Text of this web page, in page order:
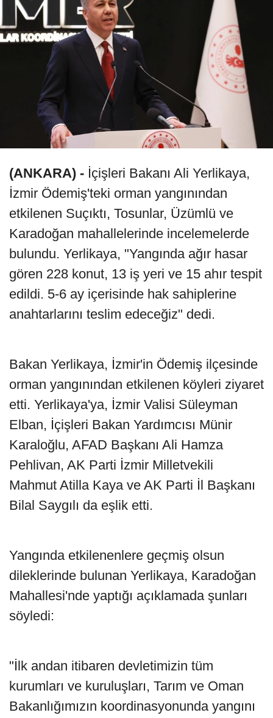
(ANKARA) - İçişleri Bakanı Ali Yerlikaya,
İzmir Ödemiş'teki orman yangınından
etkilenen Suçıktı, Tosunlar, Üzümlü ve
Karadoğan mahallelerinde incelemelerde
bulundu. Yerlikaya, "Yangında ağır hasar
gören 228 konut, 13 iş yeri ve 15 ahır tespit
edildi. 5-6 ay içerisinde hak sahiplerine
anahtarlarını teslim edeceğiz" dedi.
Bakan Yerlikaya, İzmir'in Ödemiş ilçesinde
orman yangınından etkilenen köyleri ziyaret
etti. Yerlikaya'ya, İzmir Valisi Süleyman
Elban, İçişleri Bakan Yardımcısı Münir
Karaloğlu, AFAD Başkanı Ali Hamza
Pehlivan, AK Parti İzmir Milletvekili
Mahmut Atilla Kaya ve AK Parti İl Başkanı
Bilal Saygılı da eşlik etti.
Yangında etkilenenlere geçmiş olsun
dileklerinde bulunan Yerlikaya, Karadoğan
Mahallesi'nde yaptığı açıklamada şunları
söyledi:
"İlk andan itibaren devletimizin tüm
kurumları ve kuruluşları, Tarım ve Oman
Bakanlığımızın koordinasyonunda yangını